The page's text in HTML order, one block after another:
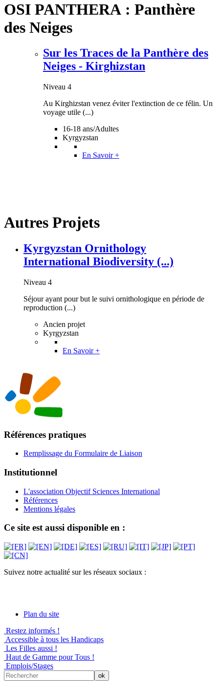
OSI PANTHERA : Panthère
des Neiges
Sur les Traces de la Panthère des
Neiges - Kirghizstan
Niveau 4
Au Kirghizstan venez éviter l'extinction de ce félin. Un
voyage utile (...)
16-18 ans/Adultes
Kyrgyzstan
En Savoir +
Autres Projets
Kyrgyzstan Ornithology
International Biodiversity (...)
Niveau 4
Séjour ayant pour but le suivi ornithologique en période de
reproduction (...)
Ancien projet
Kyrgyzstan
En Savoir +
Références pratiques
Remplissage du Formulaire de Liaison
Institutionnel
L'association Objectif Sciences International
Références
Mentions légales
Ce site est aussi disponible en :
Suivez notre actualité sur les réseaux sociaux :
Plan du site
Restez informés !
Accessible à tous les Handicaps
Les Filles aussi !
Haut de Gamme pour Tous !
Emplois/Stages